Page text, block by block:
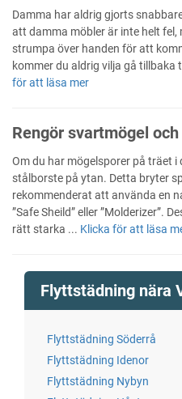
Damma har aldrig gjorts
att damma möbler är inte helt fel,
strumpa över handen för att
kommer du aldrig vilja gå tillbaka
för att läsa mer
Rengör svartmögel
Om du har mögelsporer på träet
stålborste på ytan. Detta bryter
rekommenderat att använda en
”Safe Sheild” eller ”Molderizer”.
rätt starka ... Klicka för att läsa
Flyttstädning nära
Flyttstädning Söderrå
Flyttstädning Idenor
Flyttstädning Nybyn